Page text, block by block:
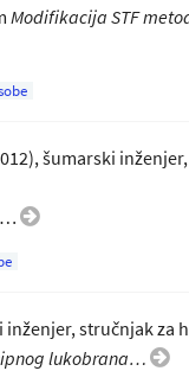
Modifikacija STF
šumarski
inženjer, stručnjak
lukobrana…